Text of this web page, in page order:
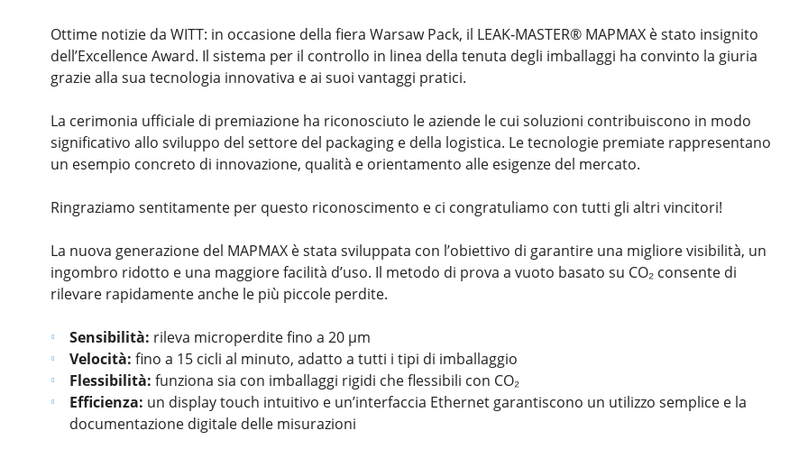
Ottime notizie da WITT: in occasione della fiera Warsaw Pack, il LEAK‑MASTER® MAPMAX è stato insignito
dell’Excellence Award. Il sistema per il controllo in linea della tenuta degli imballaggi ha convinto la giuria
grazie alla sua tecnologia innovativa e ai suoi vantaggi pratici.
La cerimonia ufficiale di premiazione ha riconosciuto le aziende le cui soluzioni contribuiscono in modo
significativo allo sviluppo del settore del packaging e della logistica. Le tecnologie premiate rappresentano
un esempio concreto di innovazione, qualità e orientamento alle esigenze del mercato.
Ringraziamo sentitamente per questo riconoscimento e ci congratuliamo con tutti gli altri vincitori!
La nuova generazione del MAPMAX è stata sviluppata con l’obiettivo di garantire una migliore visibilità, un
ingombro ridotto e una maggiore facilità d’uso. Il metodo di prova a vuoto basato su CO₂ consente di
rilevare rapidamente anche le più piccole perdite.
Sensibilità: rileva microperdite fino a 20 µm
Velocità: fino a 15 cicli al minuto, adatto a tutti i tipi di imballaggio
Flessibilità: funziona sia con imballaggi rigidi che flessibili con CO₂
Efficienza: un display touch intuitivo e un’interfaccia Ethernet garantiscono un utilizzo semplice e la
documentazione digitale delle misurazioni